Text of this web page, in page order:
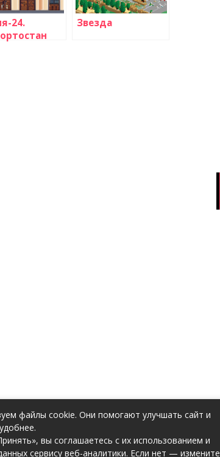
24.
Звезда
файлы cookie. Они помогают улучшать сайт и
вы соглашаетесь с их использованием и
сервису веб-аналитики. Если нет — измените